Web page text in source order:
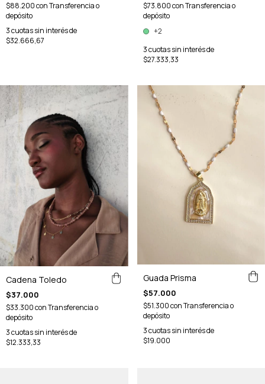
$88.200conTransferencia o
depósito
3cuotas sin interés de
$32.666,67
$73.800conTransferencia o
depósito
+2
3cuotas sin interés de
$27.333,33
Cadena Toledo
$37.000
$33.300conTransferencia o
depósito
3cuotas sin interés de
$12.333,33
Guada Prisma
$57.000
$51.300conTransferencia o
depósito
3cuotas sin interés de
$19.000